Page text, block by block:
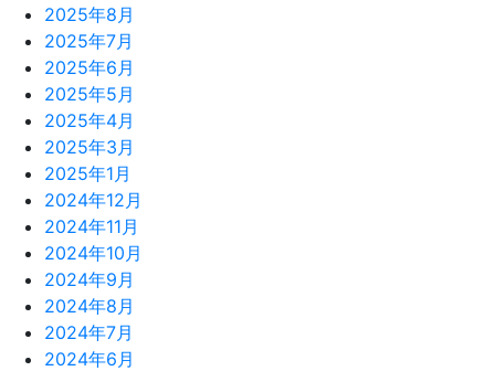
2025年8月
2025年7月
2025年6月
2025年5月
2025年4月
2025年3月
2025年1月
2024年12月
2024年11月
2024年10月
2024年9月
2024年8月
2024年7月
2024年6月